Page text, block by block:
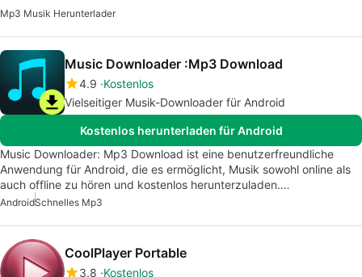
Mp3 Musik Herunterlader
Music Downloader :Mp3 Download
4.9 Kostenlos
Vielseitiger Musik-Downloader für Android
Kostenlos herunterladen für Android
Music Downloader: Mp3 Download ist eine benutzerfreundliche
Anwendung für Android, die es ermöglicht, Musik sowohl online als
auch offline zu hören und kostenlos herunterzuladen.…
AndroidSchnelles Mp3
CoolPlayer Portable
3.8 Kostenlos